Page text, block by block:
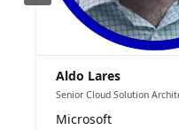
Aldo Lares
Senior Cloud Solution
Microsoft